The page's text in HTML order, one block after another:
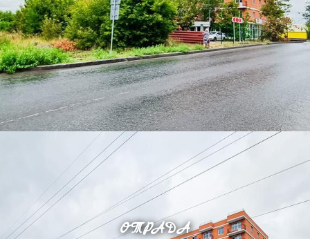
ОТРАДА